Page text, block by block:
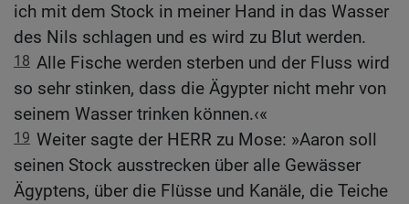
ich mit dem Stock in meiner Hand in das Wasser
des Nils schlagen und es wird zu Blut werden.
18 Alle Fische werden sterben und der Fluss wird
so sehr stinken, dass die Ägypter nicht mehr von
seinem Wasser trinken können.‹«
19 Weiter sagte der HERR zu Mose: »Aaron soll
seinen Stock ausstrecken über alle Gewässer
Ägyptens, über die Flüsse und Kanäle, die Teiche